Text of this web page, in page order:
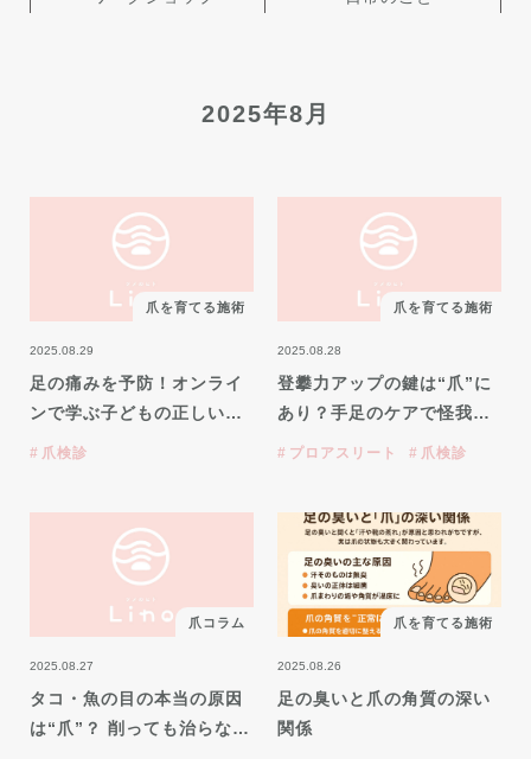
2025年8月
爪を育てる施術
2025.08.29
足の痛みを予防！オンライ
ンで学ぶ子どもの正しい…
爪検診
爪を育てる施術
2025.08.28
登攀力アップの鍵は“爪”に
あり？手足のケアで怪我…
プロアスリート 爪検診
爪コラム
2025.08.27
タコ・魚の目の本当の原因
は“爪”？ 削っても治らな…
爪を育てる施術
2025.08.26
足の臭いと爪の角質の深い
関係